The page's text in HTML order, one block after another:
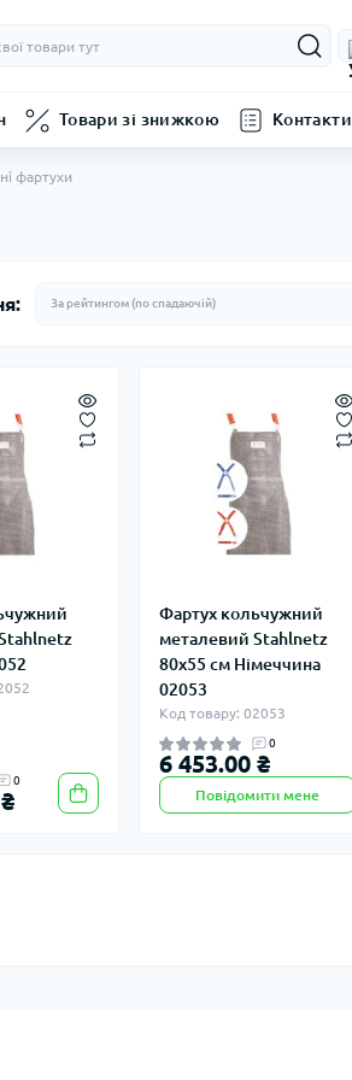
Товари зі знижкою Контакти
фартухи
0
Фартух кольчужний
металевий Stahlnetz
80х55 см Німеччина
02053
Код товару: 02053
0
6 453.00 ₴
Повідомити мене